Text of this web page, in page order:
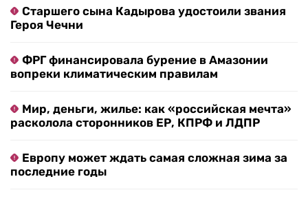
Старшего сына Кадырова удостоили звания
Героя Чечни
ФРГ финансировала бурение в Амазонии
вопреки климатическим правилам
Мир, деньги, жилье: как «российская мечта»
расколола сторонников ЕР, КПРФ и ЛДПР
Европу может ждать самая сложная зима за
последние годы